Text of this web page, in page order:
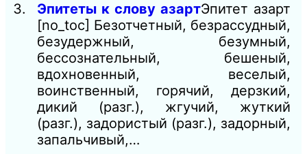
Эпитеты к слову азартЭпитет азарт
[no_toc] Безотчетный, безрассудный,
безудержный, безумный,
бессознательный, бешеный,
вдохновенный, веселый,
воинственный, горячий, дерзкий,
дикий (разг.), жгучий, жуткий
(разг.), задористый (разг.), задорный,
запальчивый,…